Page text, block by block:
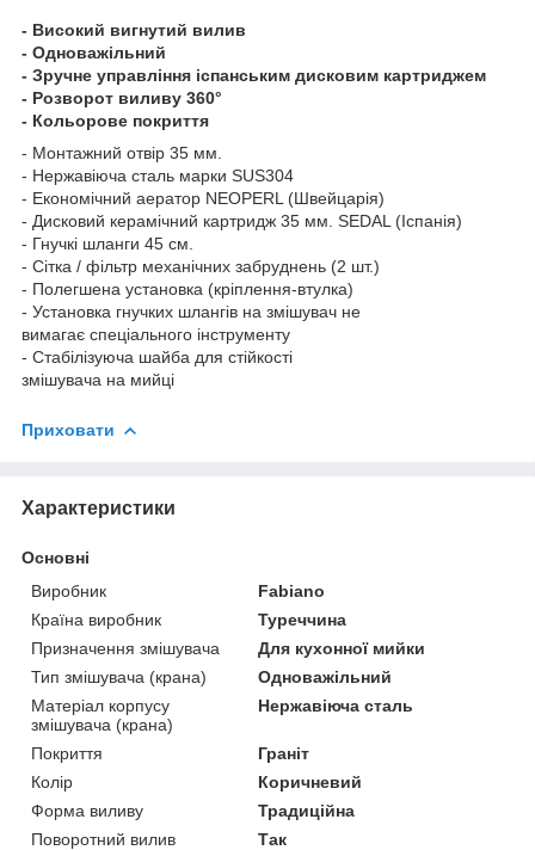
- Високий вигнутий вилив
- Одноважільний
- Зручне управління іспанським дисковим картриджем
- Розворот виливу 360°
- Кольорове покриття
- Монтажний отвір 35 мм.
- Нержавіюча сталь марки SUS304
- Економічний аератор NEOPERL (Швейцарія)
- Дисковий керамічний картридж 35 мм. SEDAL (Іспанія)
- Гнучкі шланги 45 см.
- Сітка / фільтр механічних забруднень (2 шт.)
- Полегшена установка (кріплення-втулка)
- Установка гнучких шлангів на змішувач не
вимагає спеціального інструменту
- Стабілізуюча шайба для стійкості
змішувача на мийці
Приховати
Характеристики
Основні
Виробник
Fabiano
Країна виробник
Туреччина
Призначення змішувача
Для кухонної мийки
Тип змішувача (крана)
Одноважільний
Матеріал корпусу
змішувача (крана)
Нержавіюча сталь
Покриття
Граніт
Колір
Коричневий
Форма виливу
Традиційна
Поворотний вилив
Так